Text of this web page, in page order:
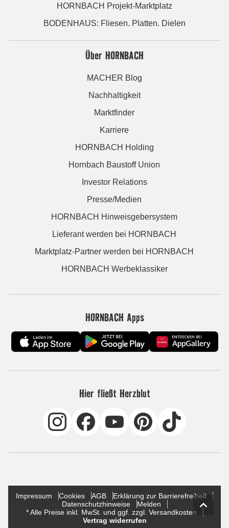
HORNBACH Projekt-Marktplatz
BODENHAUS: Fliesen. Platten. Dielen
Über HORNBACH
MACHER Blog
Nachhaltigkeit
Marktfinder
Karriere
HORNBACH Holding
Hornbach Baustoff Union
Investor Relations
Presse/Medien
HORNBACH Hinweisgebersystem
Lieferant werden bei HORNBACH
Marktplatz-Partner werden bei HORNBACH
HORNBACH Werbeklassiker
HORNBACH Apps
Hier fließt Herzblut
Impressum Cookies AGB
Erklärung zur Barrierefreiheit
Datenschutzhinweise
Melden
* Alle Preise inkl. MwSt. und ggf. zzgl. Versandkosten
Vertrag widerrufen